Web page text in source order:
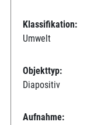
Klassifikation:
Umwelt
Objekttyp:
Diapositiv
Aufnahme: